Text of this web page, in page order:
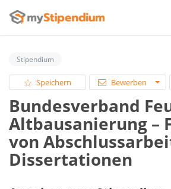
Stipendium
Speichern Bewerben
Bundesverband
Altbausanierung –
von
Dissertationen